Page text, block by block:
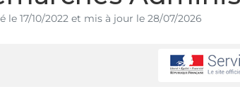
le 17/10/2022 et mis à jour le 28/07/2026